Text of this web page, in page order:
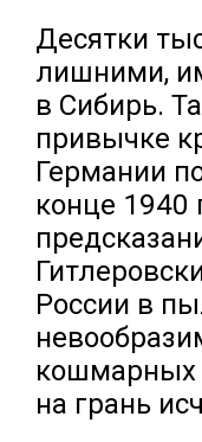
Десятки
лишними,
в Сибирь.
привычке
Германии
конце 1940
России в
кошмарных
на грань